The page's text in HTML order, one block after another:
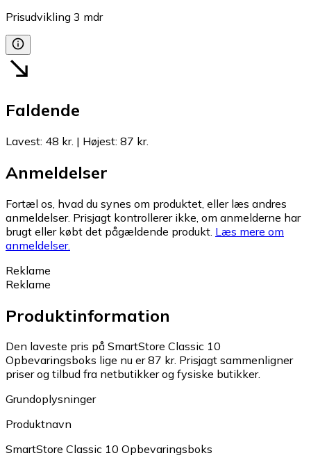
Prisudvikling 3 mdr
Faldende
Lavest: 48 kr. | Højest: 87 kr.
Anmeldelser
Fortæl os, hvad du synes om produktet, eller læs andres
anmeldelser. Prisjagt kontrollerer ikke, om anmelderne har
brugt eller købt det pågældende produkt. Læs mere om
anmeldelser.
Reklame
Reklame
Produktinformation
Den laveste pris på SmartStore Classic 10
Opbevaringsboks lige nu er 87 kr. Prisjagt sammenligner
priser og tilbud fra netbutikker og fysiske butikker.
Grundoplysninger
Produktnavn
SmartStore Classic 10 Opbevaringsboks